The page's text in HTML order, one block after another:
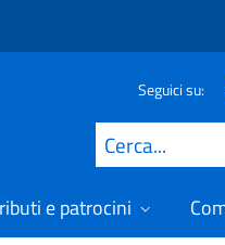
Seguici su:
Cerca
e patrocini